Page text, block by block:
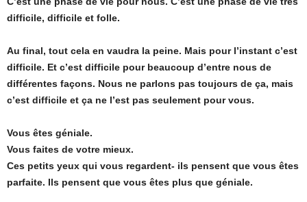
difficile, difficile et folle.
Au final, tout cela en vaudra la peine. Mais pour l’instant c’est
difficile. Et c’est difficile pour beaucoup d’entre nous de
différentes façons. Nous ne parlons pas toujours de ça, mais
c’est difficile et ça ne l’est pas seulement pour vous.
Vous êtes géniale.
Vous faites de votre mieux.
Ces petits yeux qui vous regardent- ils pensent que vous êtes
parfaite. Ils pensent que vous êtes plus que géniale.